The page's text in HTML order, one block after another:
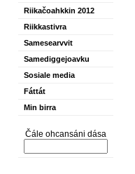
Riikačoahkkin 2012
Riikkastivra
Samesearvvit
Samediggejoavku
Sosiale media
Fáttát
Min birra
Čále ohcansáni dása